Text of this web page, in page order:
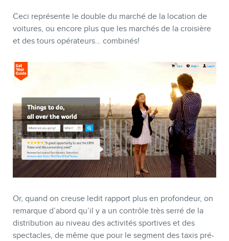
MEMBRES
Ceci représente le double du marché de la location de
voitures, ou encore plus que les marchés de la croisière
et des tours opérateurs… combinés!
Or, quand on creuse ledit rapport plus en profondeur, on
remarque d’abord qu’il y a un contrôle très serré de la
distribution au niveau des activités sportives et des
spectacles, de même que pour le segment des taxis pré-